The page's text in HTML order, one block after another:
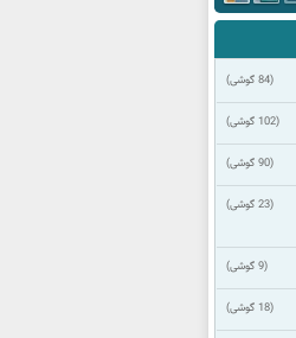
(84 گوشی)
(102 گوشی)
(90 گوشی)
(23 گوشی)
(9 گوشی)
(18 گوشی)